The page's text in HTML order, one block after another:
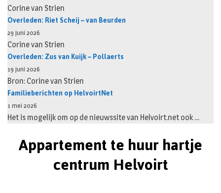
Corine van Strien
Overleden: Riet Scheij – van Beurden
29 juni 2026
Corine van Strien
Overleden: Zus van Kuijk – Pollaerts
19 juni 2026
Bron: Corine van Strien
Familieberichten op HelvoirtNet
1 mei 2026
Het is mogelijk om op de nieuwssite van Helvoirt.net ook …
Appartement te huur hartje
centrum Helvoirt